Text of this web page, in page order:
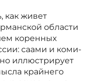
как живет
области
коренных
саами и коми-
иллюстрирует
крайнего